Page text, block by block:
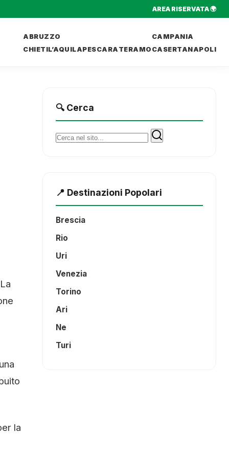
AREA RISERVATA 🌍
ABRUZZO
CHIETIL’AQUILAPESCARA TERAMO
CAMPANIA
CASERTANAPOLI
la
🔍 Cerca
Cerca:
📍 Destinazioni Popolari
Brescia
Rio
Uri
Venezia
Torino
Ari
Ne
Turi